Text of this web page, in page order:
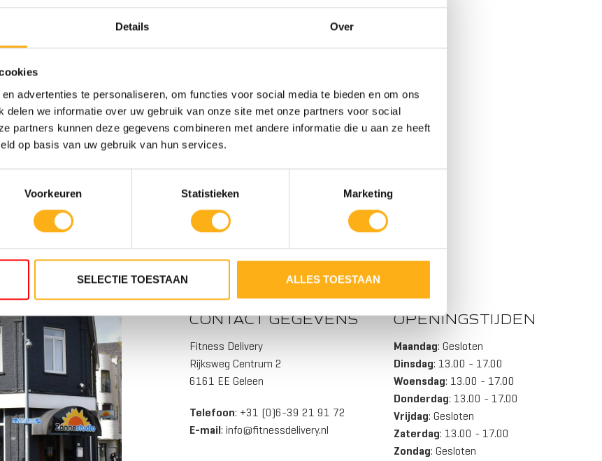
Details Over
advertenties te personaliseren, om functies voor social media te bieden en om ons
delen we informatie over uw gebruik van onze site met onze partners voor social
partners kunnen deze gegevens combineren met andere informatie die u aan ze heeft
op basis van uw gebruik van hun services.
Voorkeuren Statistieken Marketing
SELECTIE TOESTAAN ALLES TOESTAAN
STAAL/ALUMINIUM
4
WEERSTANDSNIVEAUS
TWIN TANK
10
TWIN TANK
DELIVERY GELEEN
CONTACT GEGEVENS
Fitness Delivery
Rijksweg Centrum 2
6161 EE Geleen
Telefoon: +31 (0)6-39 21 91 72
E-mail: info@fitnessdelivery.nl
OPENINGSTIJDEN
Maandag: Gesloten
Dinsdag: 13.00 - 17.00
Woensdag: 13.00 - 17.00
Donderdag: 13.00 - 17.00
Vrijdag: Gesloten
Zaterdag: 13.00 - 17.00
Zondag: Gesloten